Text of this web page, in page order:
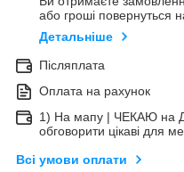
або гроші повернуться
Детальніше
Післяплата
Оплата на рахунок
1) На мапу | ЧЕКАЮ на
обговорити цікаві для
Всі умови оплати